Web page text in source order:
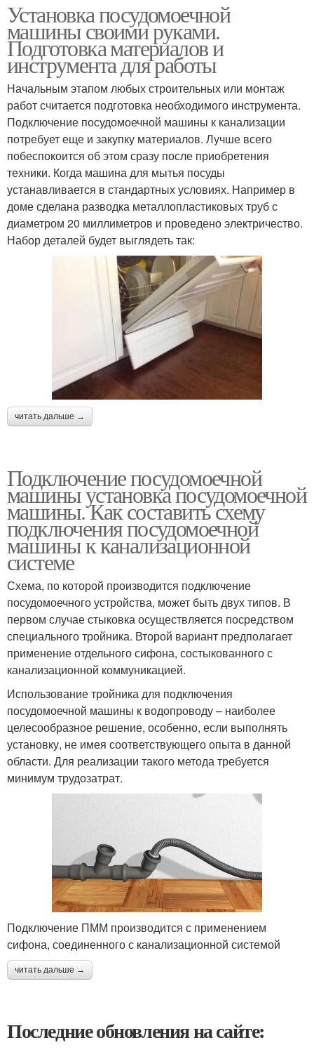
Установка посудомоечной
машины своими руками.
Подготовка материалов и
инструмента для работы
Начальным этапом любых строительных или монтаж
работ считается подготовка необходимого инструмента.
Подключение посудомоечной машины к канализации
потребует еще и закупку материалов. Лучше всего
побеспокоится об этом сразу после приобретения
техники. Когда машина для мытья посуды
устанавливается в стандартных условиях. Например в
доме сделана разводка металлопластиковых труб с
диаметром 20 миллиметров и проведено электричество.
Набор деталей будет выглядеть так:
читать дальше →
Подключение посудомоечной
машины установка посудомоечной
машины. Как составить схему
подключения посудомоечной
машины к канализационной
системе
Схема, по которой производится подключение
посудомоечного устройства, может быть двух типов. В
первом случае стыковка осуществляется посредством
специального тройника. Второй вариант предполагает
применение отдельного сифона, состыкованного с
канализационной коммуникацией.
Использование тройника для подключения
посудомоечной машины к водопроводу – наиболее
целесообразное решение, особенно, если выполнять
установку, не имея соответствующего опыта в данной
области. Для реализации такого метода требуется
минимум трудозатрат.
Подключение ПММ производится с применением
сифона, соединенного с канализационной системой
читать дальше →
Последние обновления на сайте: